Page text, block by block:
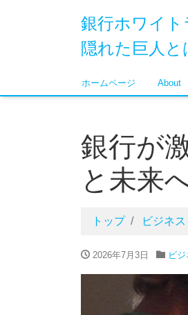
銀行ホワイ
隠れた巨人と
ホームページ About
銀行が
と未来
トップ ビジネス
2026年7月3日 ビジ